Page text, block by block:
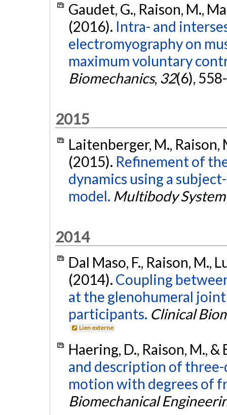
Gaudet, G., Raison, M.,
(2016). Intra- and
electromyography on
maximum voluntary
Biomechanics, 32(6),
2015
Laitenberger, M., Raison,
(2015). Refinement of
dynamics using a
model. Multibody
2014
Dal Maso, F., Raison, M.,
(2014). Coupling
at the glenohumeral
participants. Clinical
Lien externe
Haering, D., Raison, M.,
and description of
motion with degrees of
Biomechanical